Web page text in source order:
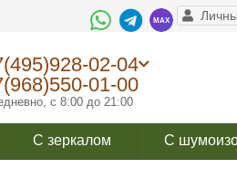
02-04
01-00
с 8:00 до 21:00
С зеркалом С